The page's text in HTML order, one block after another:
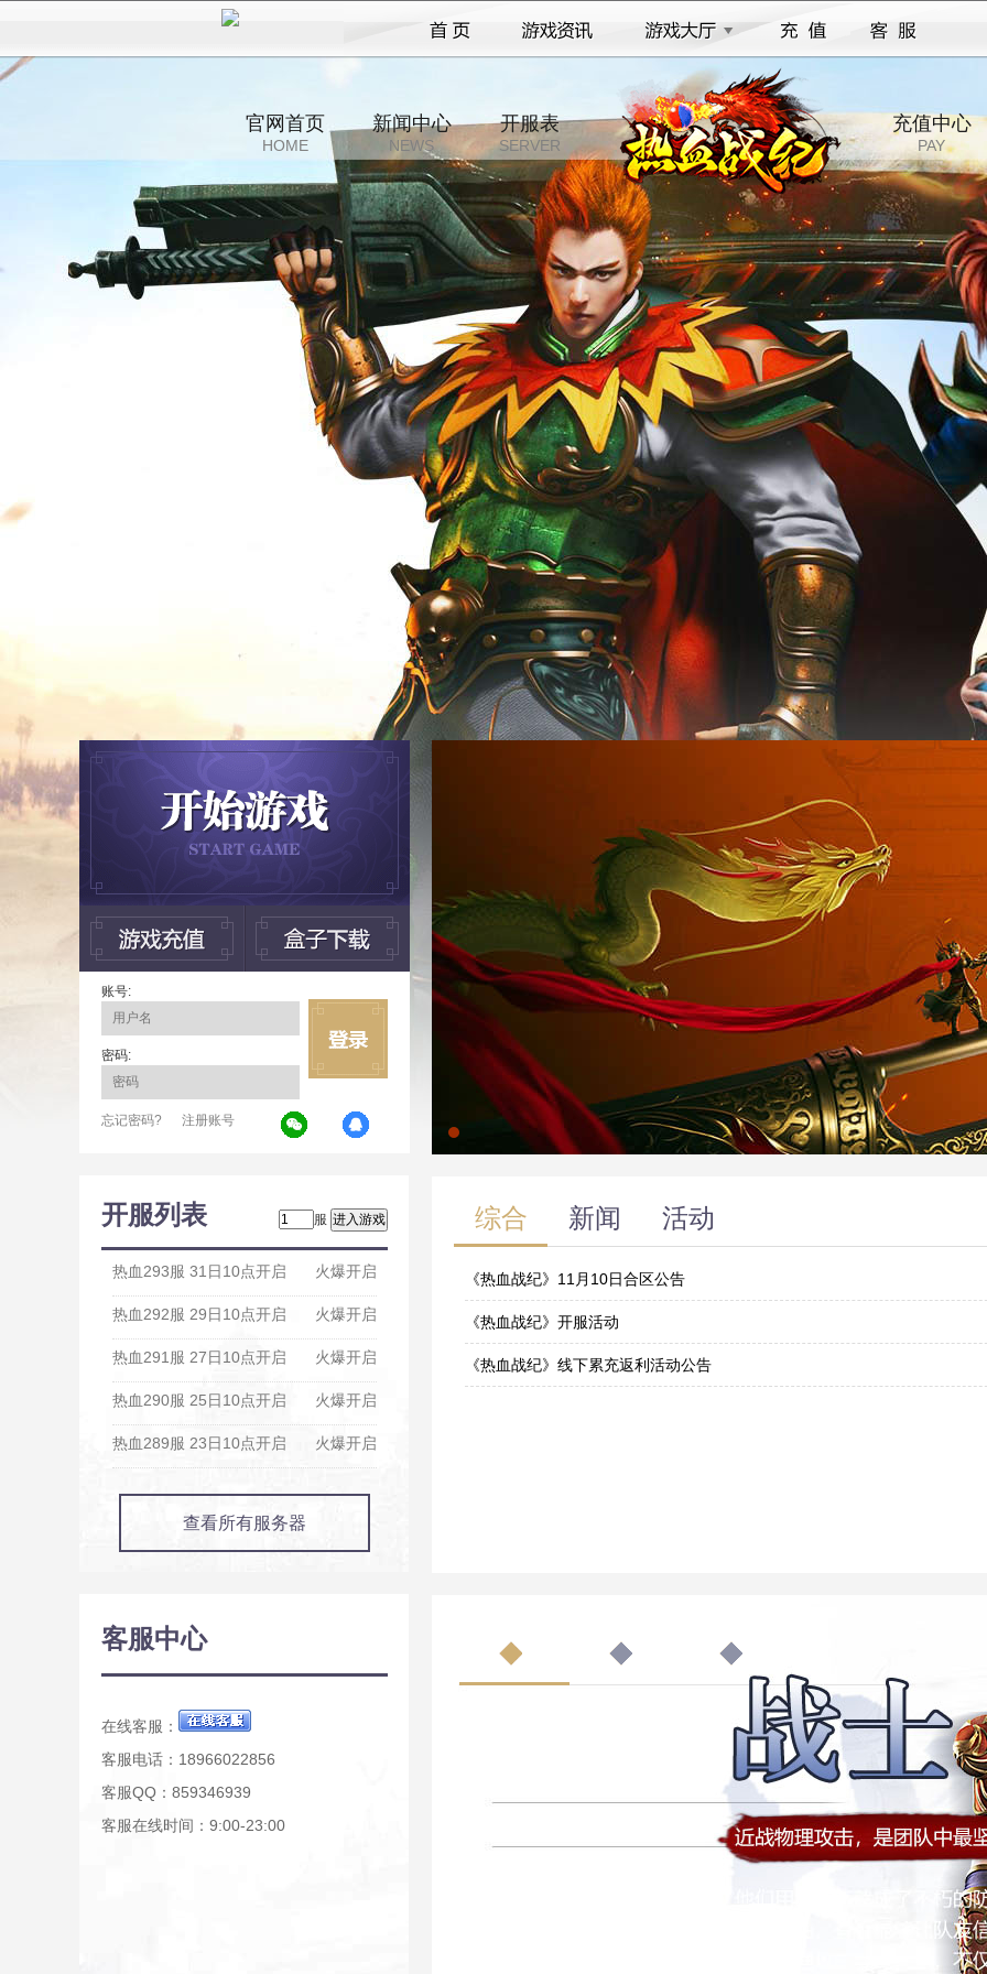
纪
官网首页
HOME
新闻中心
NEWS
开服表
SERVER
充值中心
PAY
账号:
密码:
忘记密码? 注册账号
开服列表 服
火爆开启
热血293服 31日10点开启
火爆开启
热血292服 29日10点开启
火爆开启
热血291服 27日10点开启
火爆开启
热血290服 25日10点开启
火爆开启
热血289服 23日10点开启
查看所有服务器
客服中心
在线客服：
客服电话：18966022856
客服QQ：859346939
客服在线时间：9:00-23:00
综合 新闻 活动
《热血战纪》11月10日合区公告
11-09
《热血战纪》开服活动
06-10
《热血战纪》线下累充返利活动公告